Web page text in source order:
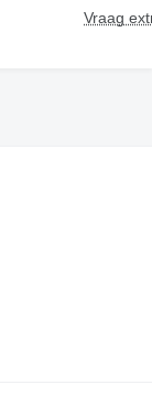
Vraag